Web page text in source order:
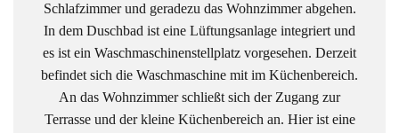
Schlafzimmer und geradezu das Wohnzimmer abgehen.
In dem Duschbad ist eine Lüftungsanlage integriert und
es ist ein Waschmaschinenstellplatz vorgesehen. Derzeit
befindet sich die Waschmaschine mit im Küchenbereich.
An das Wohnzimmer schließt sich der Zugang zur
Terrasse und der kleine Küchenbereich an. Hier ist eine